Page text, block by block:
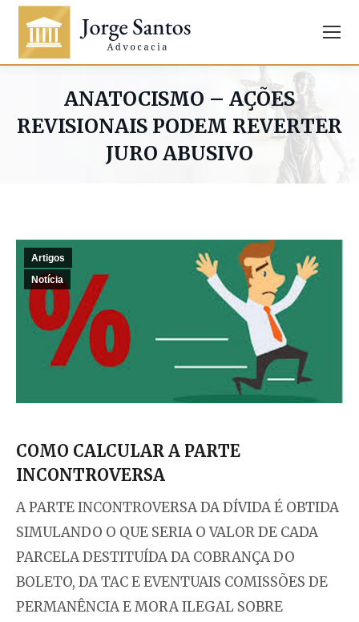
ANATOCISMO – AÇÕES
REVISIONAIS PODEM REVERTER
JURO ABUSIVO
Artigos
Notícia
COMO CALCULAR A PARTE
INCONTROVERSA
A PARTE INCONTROVERSA DA DÍVIDA É OBTIDA
SIMULANDO O QUE SERIA O VALOR DE CADA
PARCELA DESTITUÍDA DA COBRANÇA DO
BOLETO, DA TAC E EVENTUAIS COMISSÕES DE
PERMANÊNCIA E MORA ILEGAL SOBRE